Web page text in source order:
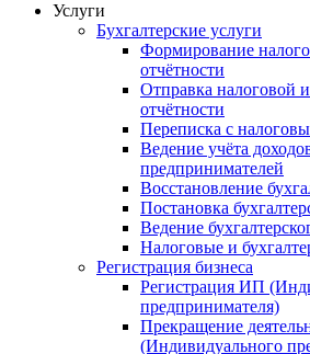
Услуги
Бухгалтерские услуги
Формирование
отчётности
Отправка налоговой
отчётности
Переписка с
Ведение учёта
предпринимателей
Восстановление
Постановка
Ведение
Налоговые и
Регистрация бизнеса
Регистрация ИП
предпринимателя)
Прекращение
(Индивидуального